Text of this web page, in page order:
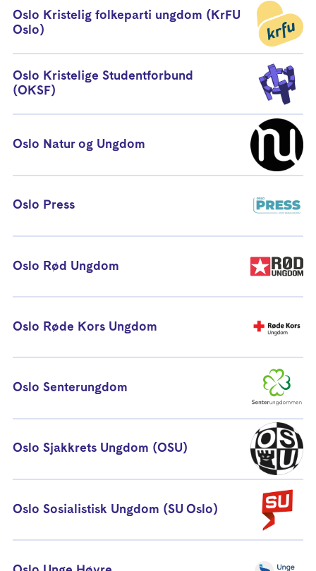
Oslo Kristelig folkeparti ungdom (KrFU
Oslo)
Oslo Kristelige Studentforbund
(OKSF)
Oslo Natur og Ungdom
Oslo Press
Oslo Rød Ungdom
Oslo Røde Kors Ungdom
Oslo Senterungdom
Oslo Sjakkrets Ungdom (OSU)
Oslo Sosialistisk Ungdom (SU Oslo)